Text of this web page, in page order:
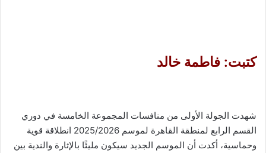
كتبت: فاطمة خالد
شهدت الجولة الأولى من منافسات المجموعة الخامسة في دوري
القسم الرابع لمنطقة القاهرة لموسم 2025/2026 انطلاقة قوية
وحماسية، أكدت أن الموسم الجديد سيكون مليئًا بالإثارة والندية بين